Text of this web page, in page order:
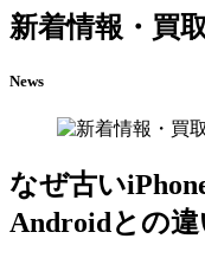
新着情報・買
News
なぜ古い
Androidとの違